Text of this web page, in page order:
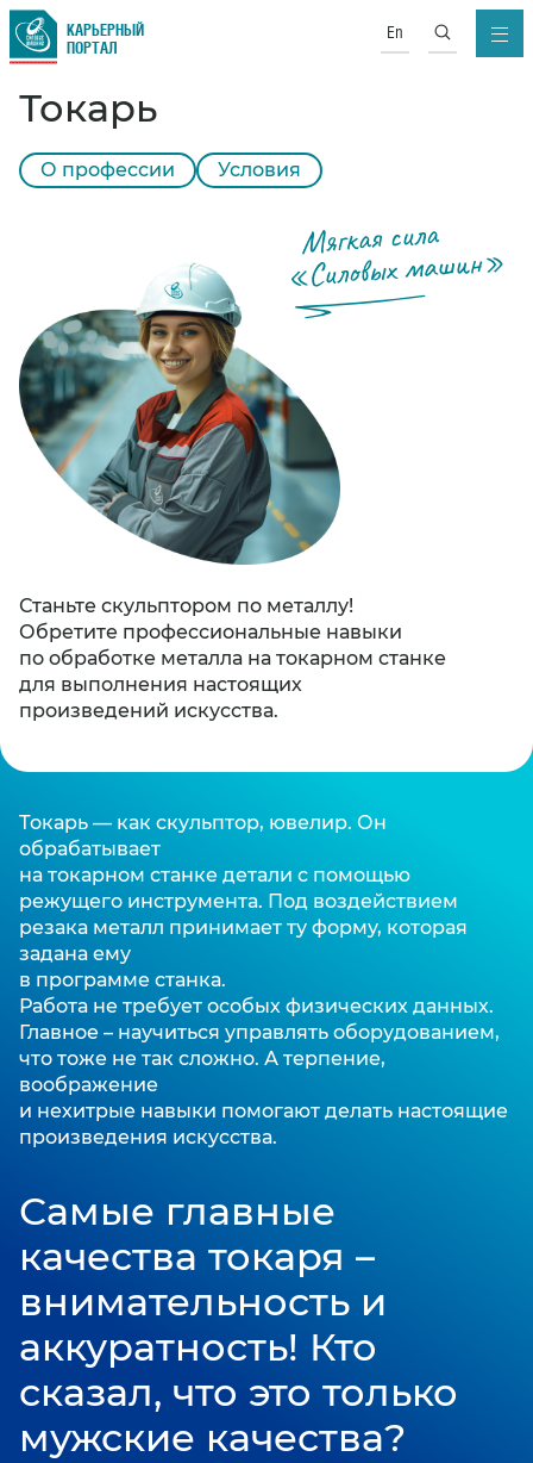
КАРЬЕРНЫЙ
ПОРТАЛ
En
Токарь
О профессии Условия
Станьте скульптором по металлу!
Обретите профессиональные навыки
по обработке металла на токарном станке
для выполнения настоящих
произведений искусства.
Токарь — как скульптор, ювелир. Он
обрабатывает
на токарном станке детали с помощью
режущего инструмента. Под воздействием
резака металл принимает ту форму, которая
задана ему
в программе станка.
Работа не требует особых физических данных.
Главное – научиться управлять оборудованием,
что тоже не так сложно. А терпение,
воображение
и нехитрые навыки помогают делать настоящие
произведения искусства.
Самые главные
качества токаря –
внимательность и
аккуратность! Кто
сказал, что это только
мужские качества?